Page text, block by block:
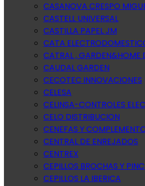
CASANOVA CRESPO
CASTELL UNIVERSAL
CASTILLA PAPEL JM
CATA
CATRAL , GARDEN&HOME
CAUDAL GARDEN
CECOTEC INNOVACIONES
CELESA
CELINSA-CONTROLES
CELO DISTRIBUCION
CENEFAS Y
CENTRAL DE ENREJADOS
CENTREX
CEPILLOS BROCHAS Y
CEPILLOS LA IBERICA